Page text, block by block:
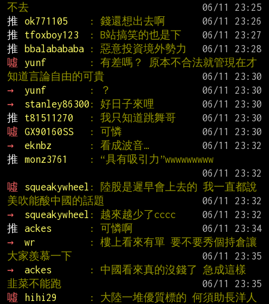
不去
推
ok771105 : 錢還想出去啊
推
tfoxboy123 : B站搞笑的也是下
推
bbalabababa : 惡意投資境外勢力
噓
yunf
: 有差嗎？ 原本不合法就管現在才
知道言論自由的可貴
→
yunf : ？
→
stanley86300 : 好日子來哩
推
t81511270 : 我只知道跳舞哥
噓
GX90160SS : 可憐
→
eknbz : 看成波音…
推
monz3761
: “具有吸引力”wwwwwwwww
噓
squeakywheel : 陸股是遲早會上去的 我一直都說
美吹能酸中國的話題
→
squeakywheel : 越來越少了cccc
推
ackes : 可憐啊
→
wr
: 樓上看來有單 要不要秀個持倉讓
大家羨慕一下
→
ackes
: 中國看來真的沒錢了 急成這樣
韭菜不能跑
噓
hihi29
: 大陸一堆優質標的 何須助長洋人